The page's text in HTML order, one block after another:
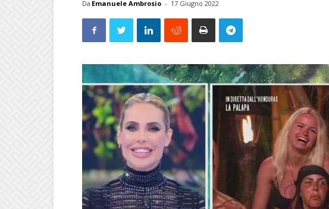
Da Emanuele Ambrosio - 17 Giugno 2022